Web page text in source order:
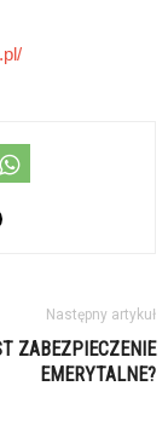
Następny artykuł
ZABEZPIECZENIE
EMERYTALNE?